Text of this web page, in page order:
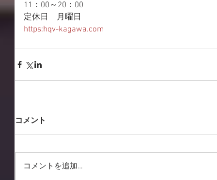
11：00～20：00
定休日　月曜日
https:hqv-kagawa.com
コメント
コメントを追加…